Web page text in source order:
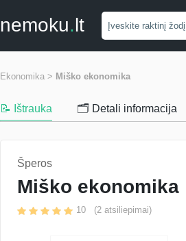
nemoku.lt
Ekonomika > Miško ekonomika
📝 Ištrauka 🗂️ Detali informacija
Šperos
Miško ekonomika
10 (2 atsiliepimai)